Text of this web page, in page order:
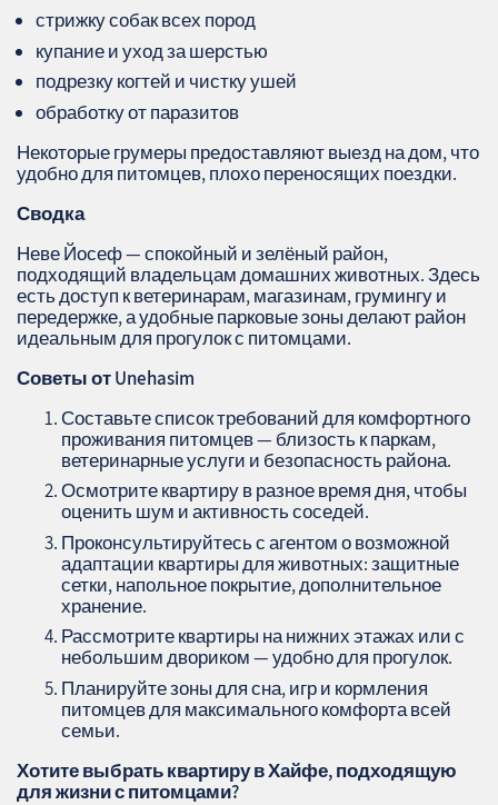
стрижку собак всех пород
купание и уход за шерстью
подрезку когтей и чистку ушей
обработку от паразитов
Некоторые грумеры предоставляют выезд на дом, что
удобно для питомцев, плохо переносящих поездки.
Сводка
Неве Йосеф — спокойный и зелёный район,
подходящий владельцам домашних животных. Здесь
есть доступ к ветеринарам, магазинам, грумингу и
передержке, а удобные парковые зоны делают район
идеальным для прогулок с питомцами.
Советы от Unehasim
Составьте список требований для комфортного
проживания питомцев — близость к паркам,
ветеринарные услуги и безопасность района.
Осмотрите квартиру в разное время дня, чтобы
оценить шум и активность соседей.
Проконсультируйтесь с агентом о возможной
адаптации квартиры для животных: защитные
сетки, напольное покрытие, дополнительное
хранение.
Рассмотрите квартиры на нижних этажах или с
небольшим двориком — удобно для прогулок.
Планируйте зоны для сна, игр и кормления
питомцев для максимального комфорта всей
семьи.
Хотите выбрать квартиру в Хайфе, подходящую
для жизни с питомцами?